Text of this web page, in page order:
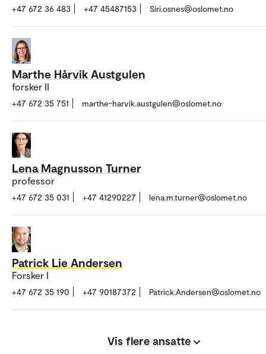
+47 672 36 483 +47 45487153 Siri.osnes@oslomet.no
Marthe Hårvik Austgulen
forsker II
+47 672 35 751 marthe-harvik.austgulen@oslomet.no
Lena Magnusson Turner
professor
+47 672 35 031 +47 41290227 lena.m.turner@oslomet.no
Patrick Lie Andersen
Forsker I
+47 672 35 190 +47 90187372 Patrick.Andersen@oslomet.no
Vis flere ansatte